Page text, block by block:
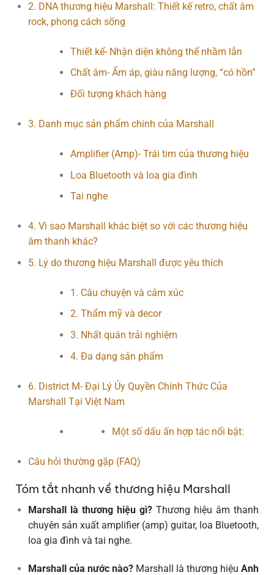
2. DNA thương hiệu Marshall: Thiết kế retro, chất âm
rock, phong cách sống
Thiết kế- Nhận diện không thể nhầm lẫn
Chất âm- Ấm áp, giàu năng lượng, “có hồn”
Đối tượng khách hàng
3. Danh mục sản phẩm chính của Marshall
Amplifier (Amp)- Trái tim của thương hiệu
Loa Bluetooth và loa gia đình
Tai nghe
4. Vì sao Marshall khác biệt so với các thương hiệu
âm thanh khác?
5. Lý do thương hiệu Marshall được yêu thích
1. Câu chuyện và cảm xúc
2. Thẩm mỹ và decor
3. Nhất quán trải nghiệm
4. Đa dạng sản phẩm
6. District M- Đại Lý Ủy Quyền Chính Thức Của
Marshall Tại Việt Nam
Một số dấu ấn hợp tác nổi bật:
Câu hỏi thường gặp (FAQ)
Tóm tắt nhanh về thương hiệu Marshall
Marshall là thương hiệu gì?Thương hiệu âm thanh
chuyên sản xuất amplifier (amp) guitar, loa Bluetooth,
loa gia đình và tai nghe.
Marshall của nước nào?Marshall là thương hiệuAnh